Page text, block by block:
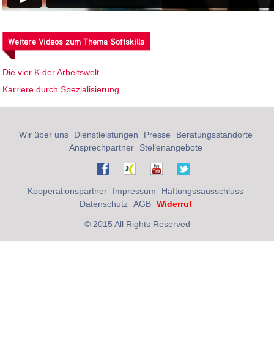
Weitere Videos zum Thema Softskills
Die vier K der Arbeitswelt
Karriere durch Spezialisierung
Wir über uns Dienstleistungen Presse
Beratungsstandorte
Ansprechpartner
Stellenangebote
Kooperationspartner Impressum
Haftungssausschluss
Datenschutz AGB Widerruf
© 2015 All Rights Reserved